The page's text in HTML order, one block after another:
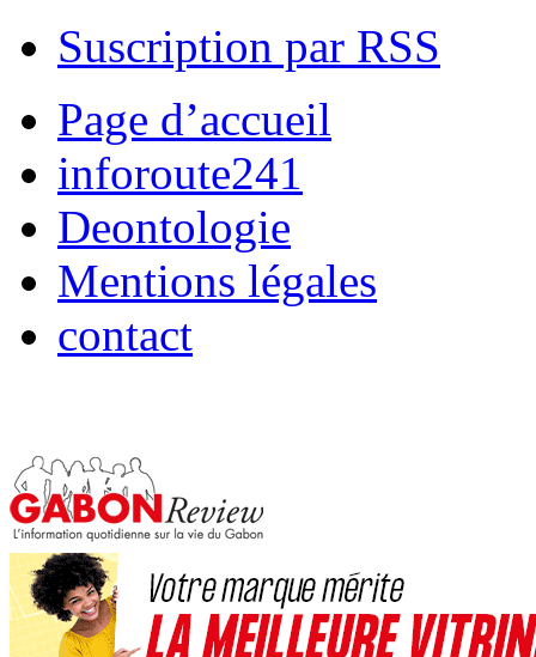
Suscription par RSS
Page d’accueil
inforoute241
Deontologie
Mentions légales
contact